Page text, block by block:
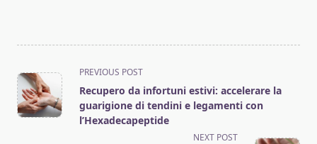
<span
class="nav-
subtitle
screen-
PREVIOUS POST
Recupero da infortuni estivi: accelerare la
guarigione di tendini e legamenti con
l’Hexadecapeptide
NEXT POST